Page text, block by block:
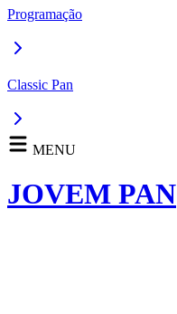
Programação
Classic Pan
MENU
JOVEM PAN